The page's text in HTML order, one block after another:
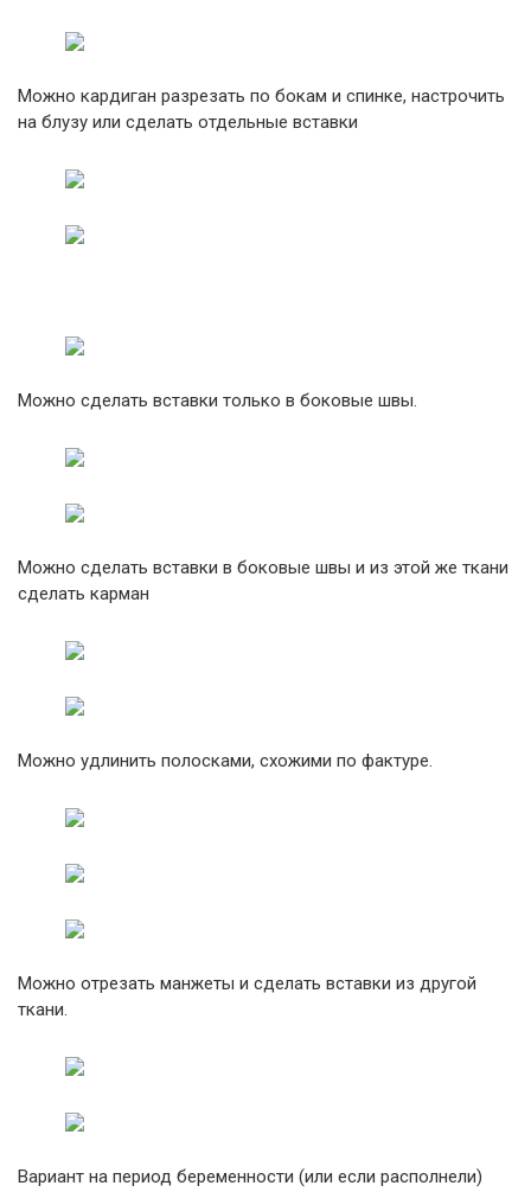
Можно кардиган разрезать по бокам и спинке, настрочить
на блузу или сделать отдельные вставки
Можно сделать вставки только в боковые швы.
Можно сделать вставки в боковые швы и из этой же ткани
сделать карман
Можно удлинить полосками, схожими по фактуре.
Можно отрезать манжеты и сделать вставки из другой
ткани.
Вариант на период беременности (или если располнели)